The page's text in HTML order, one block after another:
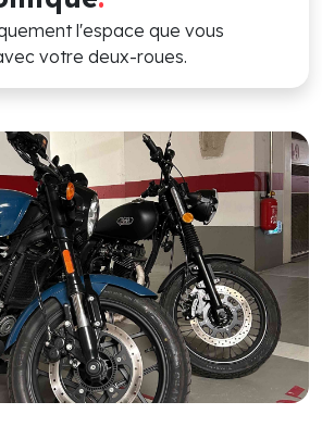
l'espace que vous
votre deux-roues.